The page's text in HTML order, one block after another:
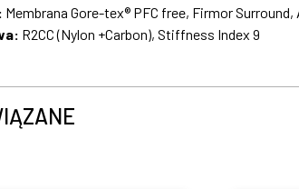
Membrana Gore-tex® PFC free, Firmor
R2CC (Nylon +Carbon), Stiffness Index 9